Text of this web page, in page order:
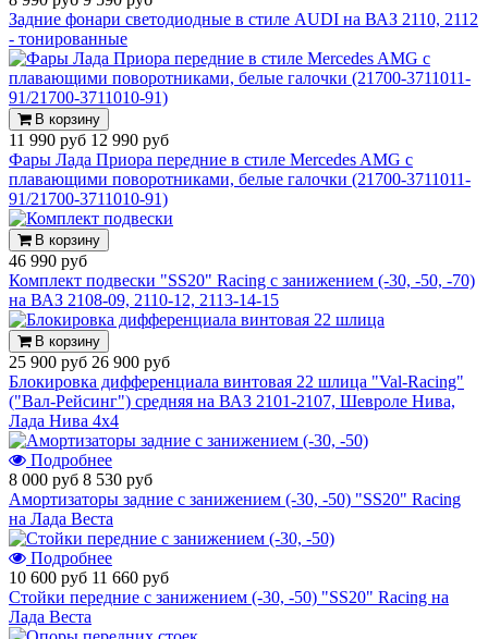
Задние фонари светодиодные в стиле AUDI на ВАЗ 2110, 2112
- тонированные
В корзину
11 990 руб 12 990 руб
Фары Лада Приора передние в стиле Mercedes AMG с
плавающими поворотниками, белые галочки (21700-3711011-
91/21700-3711010-91)
В корзину
46 990 руб
Комплект подвески "SS20" Racing с занижением (-30, -50, -70)
на ВАЗ 2108-09, 2110-12, 2113-14-15
В корзину
25 900 руб 26 900 руб
Блокировка дифференциала винтовая 22 шлица "Val-Racing"
("Вал-Рейсинг") средняя на ВАЗ 2101-2107, Шевроле Нива,
Лада Нива 4х4
Подробнее
8 000 руб 8 530 руб
Амортизаторы задние с занижением (-30, -50) "SS20" Racing
на Лада Веста
Подробнее
10 600 руб 11 660 руб
Стойки передние с занижением (-30, -50) "SS20" Racing на
Лада Веста